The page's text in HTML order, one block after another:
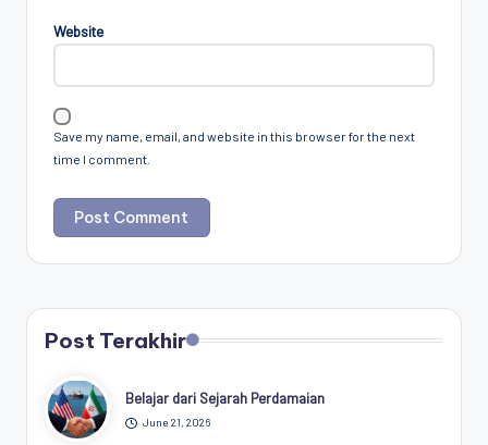
Website
Save my name, email, and website in this browser for the next
time I comment.
Post Terakhir
Belajar dari Sejarah Perdamaian
June 21, 2026